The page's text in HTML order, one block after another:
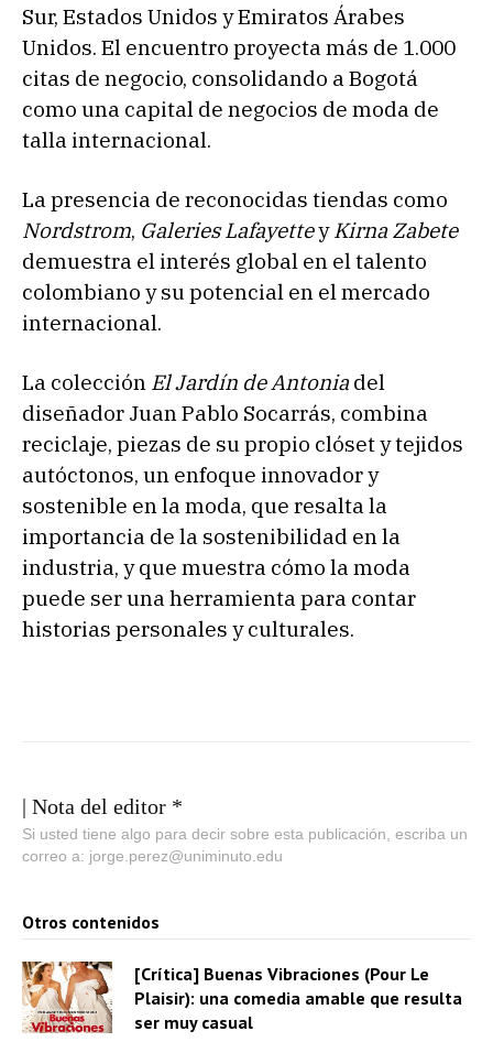
Sur, Estados Unidos y Emiratos Árabes
Unidos. El encuentro proyecta más de 1.000
citas de negocio, consolidando a Bogotá
como una capital de negocios de moda de
talla internacional.
La presencia de reconocidas tiendas como
Nordstrom, Galeries LafayetteyKirna Zabete
demuestra el interés global en el talento
colombiano y su potencial en el mercado
internacional.
La colección El Jardín de Antoniadel
diseñador Juan Pablo Socarrás, combina
reciclaje, piezas de su propio clóset y tejidos
autóctonos, un enfoque innovador y
sostenible en la moda, que resalta la
importancia de la sostenibilidad en la
industria, y que muestra cómo la moda
puede ser una herramienta para contar
historias personales y culturales.
| Nota del editor *
Si usted tiene algo para decir sobre esta publicación, escriba un
correo a: jorge.perez@uniminuto.edu
Otros contenidos
[Crítica] Buenas Vibraciones (Pour Le
Plaisir): una comedia amable que resulta
ser muy casual